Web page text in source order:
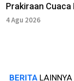
Prakiraan
4 Agu 2026
BERITA LAINNYA